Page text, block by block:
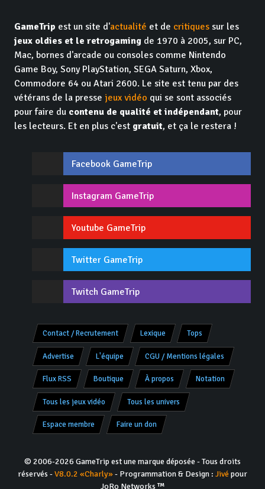
GameTrip est un site d'actualité et de critiques sur les
jeux oldies et le retrogaming de 1970 à 2005, sur PC,
Mac, bornes d'arcade ou consoles comme Nintendo
Game Boy, Sony PlayStation, SEGA Saturn, Xbox,
Commodore 64 ou Atari 2600. Le site est tenu par des
vétérans de la presse jeux vidéo qui se sont associés
pour faire du contenu de qualité et indépendant, pour
les lecteurs. Et en plus c'est gratuit, et ça le restera !
Facebook GameTrip
Instagram GameTrip
Youtube GameTrip
Twitter GameTrip
Twitch GameTrip
Contact / Recrutement Lexique Tops
Advertise L'équipe CGU / Mentions légales
Flux RSS Boutique À propos Notation
Tous les jeux vidéo Tous les univers
Espace membre Faire un don
© 2006-2026 GameTrip est une marque déposée - Tous droits
réservés -V8.0.2 «Charly»- Programmation & Design : Jivépour
JoRo Networks ™